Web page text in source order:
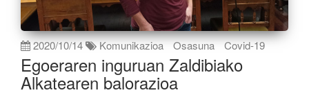
2020/10/14 Komunikazioa Osasuna Covid-19
Egoeraren inguruan Zaldibiako
Alkatearen balorazioa